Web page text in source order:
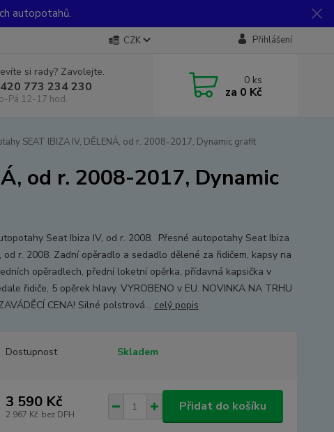
autopotahů.
CZK Přihlášení
si rady? Zavolejte.
773 234 230
Pá 12-17 hod.
0 ks
za 0 Kč
SEAT IBIZA IV, DĚLENÁ, od r. 2008-2017, Dynamic grafit
od r. 2008-2017, Dynamic
Seat Ibiza IV, od r. 2008. Přesné autopotahy Seat Ibiza
od r. 2008. Zadní opěradlo a sedadlo dělené za řidičem, kapsy na
opěradlech, přední loketní opěrka, přídavná kapsička v
řidiče, 5 opěrek hlavy. VYROBENO v EU. NOVINKA NA TRHU
CENA! Silné polstrová... celý popis
Dostupnost Skladem
3 590 Kč
2 967 Kč bez DPH
Přidat do košíku